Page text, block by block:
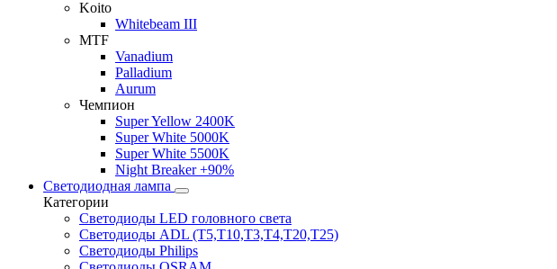
Koito
Whitebeam III
MTF
Vanadium
Palladium
Aurum
Чемпион
Super Yellow 2400K
Super White 5000K
Super White 5500K
Night Breaker +90%
Светодиодная лампа
Категории
Светодиоды LED головного света
Светодиоды ADL (T5,T10,T3,T4,T20,T25)
Светодиоды Philips